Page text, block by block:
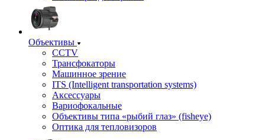
Объективы
CCTV
Трансфокаторы
Машинное зрение
ITS (Intelligent transportation systems)
Аксессуары
Вариофокальные
Объективы типа «рыбий глаз» (fisheye)
Оптика для тепловизоров